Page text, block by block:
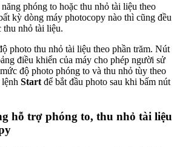
phóng to hoặc thu nhỏ tài liệu theo
kỳ dòng máy photocopy nào thì cũng đều
thu nhỏ tài liệu.
photo thu nhỏ tài liệu theo phần trăm. Nút
điều khiển của máy cho phép người sử
độ photo phóng to và thu nhỏ tùy theo
Start để bắt đầu photo sau khi bấm nút
hỗ trợ phóng to, thu nhỏ tài liệu